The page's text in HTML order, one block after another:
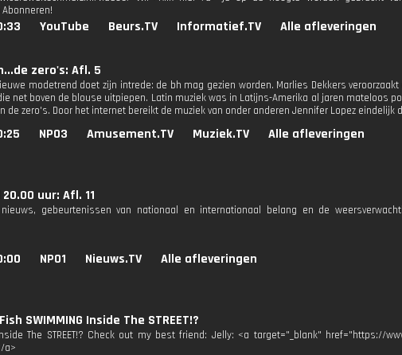
YouTube Beurs.TV Informatief.TV Alle afleveringen
zero's: Afl. 5
modetrend doet zijn intrede: de bh mag gezien worden. Marlies Dekkers
net boven de blouse uitpiepen. Latin muziek was in Latijns-Amerika al jaren mateloos
de zero's. Door het internet bereikt de muziek van onder anderen Jennifer Lopez eindelijk
NPO3 Amusement.TV Muziek.TV Alle afleveringen
uur: Afl. 11
gebeurtenissen van nationaal en internationaal belang en de
NPO1 Nieuws.TV Alle afleveringen
SWIMMING Inside The STREET!?
The STREET!? Check out my best friend: Jelly: <a target="_blank" href="https://
a>